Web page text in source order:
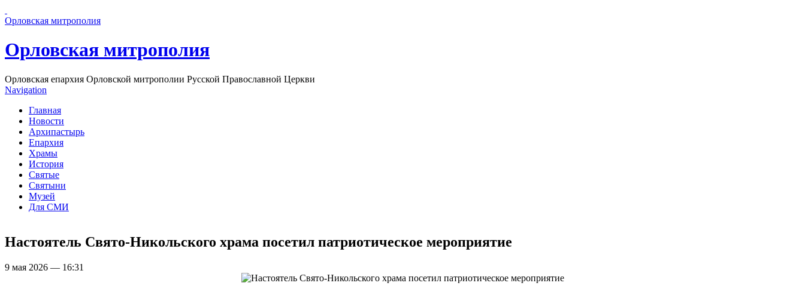
Орловская митрополия
Орловская митрополия
Орловская епархия Орловской митрополии Русской Православной Церкви
Navigation
Главная
Новости
Архипастырь
Епархия
Храмы
История
Святые
Святыни
Музей
Для СМИ
Настоятель Свято-Никольского храма посетил патриотическое мероприятие
9 мая 2026 — 16:31